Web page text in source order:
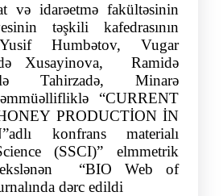
və idarəetmə fakültəsinin
təşkili kafedrasının
Yusif Humbətov, Vugar
Xusayinova, Ramidə
Tahirzadə, Minarə
“CURRENT
PRODUCTİON İN
”adlı konfrans materialı
(SSCI)” elmmetrik
“BIO Web of
dərc edildi